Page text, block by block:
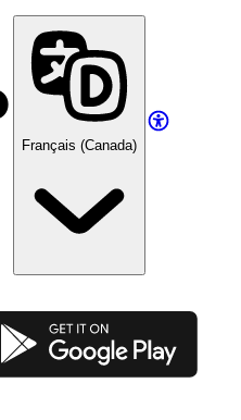
Français (Canada)
Play